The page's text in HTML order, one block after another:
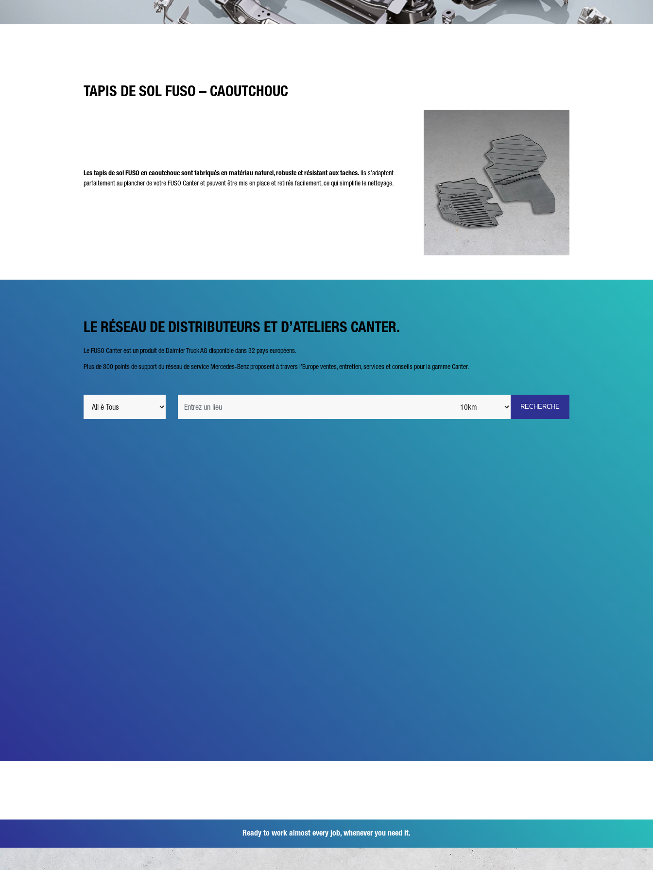
TAPIS DE SOL FUSO – CAOUTCHOUC
Les tapis de sol FUSO en caoutchouc sont fabriqués en matériau naturel, robuste et résistant aux taches.Ils s’adaptent
parfaitement au plancher de votre FUSO Canter et peuvent être mis en place et retirés facilement, ce qui simplifie le nettoyage.
LE RÉSEAU DE DISTRIBUTEURS ET D’ATELIERS CANTER.
Le FUSO Canter est un produit de Daimler Truck AG disponible dans 32 pays européens.
Plus de 800 points de support du réseau de service Mercedes-Benz proposent à travers l’Europe ventes, entretien, services et conseils pour la gamme Canter.
Ready to work almost every job, whenever you need it.